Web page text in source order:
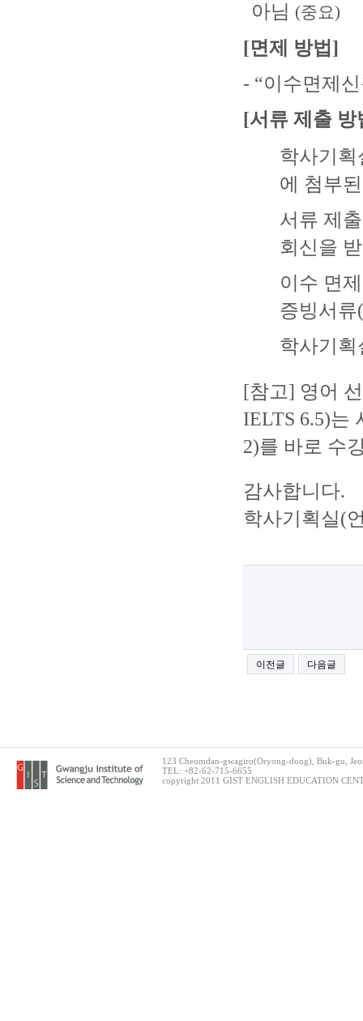
아님 (중요)
[면제 방법]
- “이수면제
[서류 제출 방
학사기
에 첨부
서류 제
회신을
이수 면
증빙서류
학사기획
[참고] 영어
IELTS 6.5)는
2)를 바로 수
감사합니다.
학사기획실(
이전글 다음글
123 Cheomdan-gwagiro(Oryong-dong), Buk-gu,
TEL: +82-62-715-6655
copyright 2011 GIST ENGLISH EDUCATION